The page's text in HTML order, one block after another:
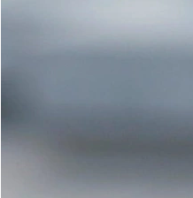
Mỹ nhân
sau biến
Đang thu
Có nên rút
Khám xét,
đồng tiền
Giá vàng
Tín Minh